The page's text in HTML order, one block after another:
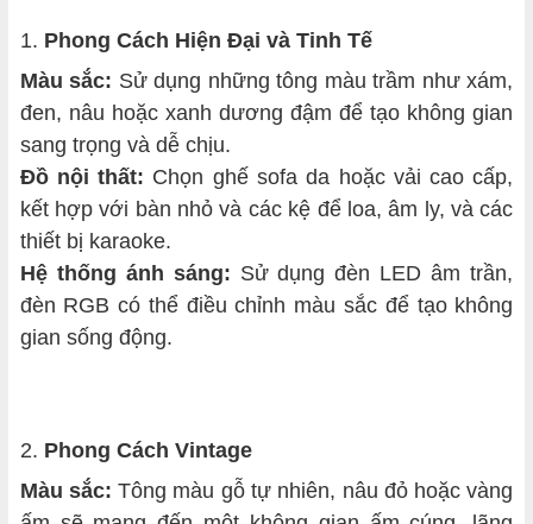
1. Phong Cách Hiện Đại và Tinh Tế
Màu sắc: Sử dụng những tông màu trầm như xám,
đen, nâu hoặc xanh dương đậm để tạo không gian
sang trọng và dễ chịu.
Đồ nội thất: Chọn ghế sofa da hoặc vải cao cấp,
kết hợp với bàn nhỏ và các kệ để loa, âm ly, và các
thiết bị karaoke.
Hệ thống ánh sáng: Sử dụng đèn LED âm trần,
đèn RGB có thể điều chỉnh màu sắc để tạo không
gian sống động.
2. Phong Cách Vintage
Màu sắc: Tông màu gỗ tự nhiên, nâu đỏ hoặc vàng